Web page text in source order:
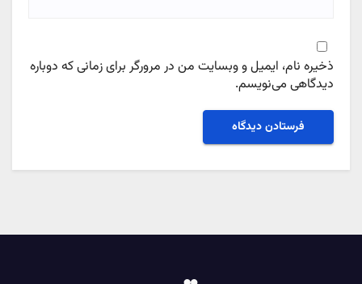
ذخیره نام، ایمیل و وبسایت من در مرورگر برای زمانی که دوباره
دیدگاهی می‌نویسم.